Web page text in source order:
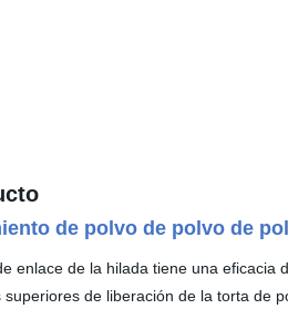
de polvo de polvo de
enlace de la hilada tiene una
de liberación de la torta de